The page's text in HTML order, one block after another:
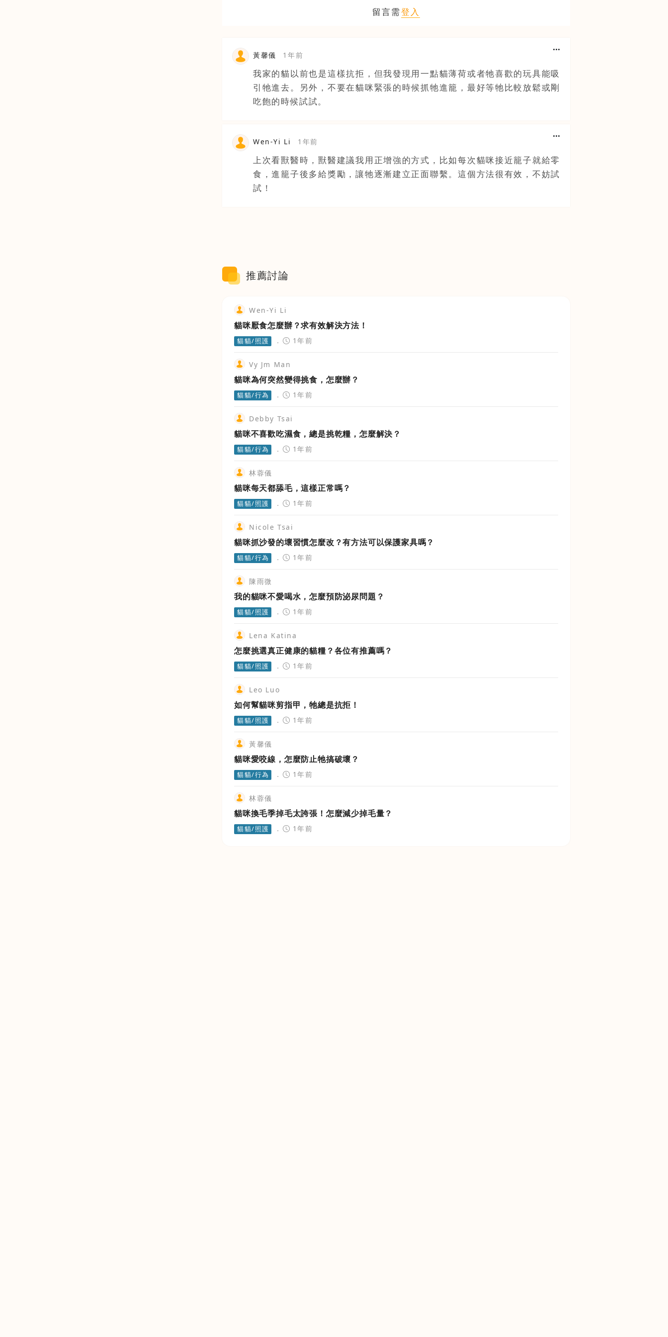
留言需登入
黃馨儀 1年前
我家的貓以前也是這樣抗拒，但我發現用一點貓薄荷或者牠喜歡的玩具能吸
引牠進去。另外，不要在貓咪緊張的時候抓牠進籠，最好等牠比較放鬆或剛
吃飽的時候試試。
Wen-Yi Li 1年前
上次看獸醫時，獸醫建議我用正增強的方式，比如每次貓咪接近籠子就給零
食，進籠子後多給獎勵，讓牠逐漸建立正面聯繫。這個方法很有效，不妨試
試！
推薦討論
Wen-Yi Li
貓咪厭食怎麼辦？求有效解決方法！
貓貓/照護 1年前
Vy Jm Man
貓咪為何突然變得挑食，怎麼辦？
貓貓/行為 1年前
Debby Tsai
貓咪不喜歡吃濕食，總是挑乾糧，怎麼解決？
貓貓/行為 1年前
林蓉儀
貓咪每天都舔毛，這樣正常嗎？
貓貓/照護 1年前
Nicole Tsai
貓咪抓沙發的壞習慣怎麼改？有方法可以保護家具嗎？
貓貓/行為 1年前
陳雨微
我的貓咪不愛喝水，怎麼預防泌尿問題？
貓貓/照護 1年前
Lena Katina
怎麼挑選真正健康的貓糧？各位有推薦嗎？
貓貓/照護 1年前
Leo Luo
如何幫貓咪剪指甲，牠總是抗拒！
貓貓/照護 1年前
黃馨儀
貓咪愛咬線，怎麼防止牠搞破壞？
貓貓/行為 1年前
林蓉儀
貓咪換毛季掉毛太誇張！怎麼減少掉毛量？
貓貓/照護 1年前